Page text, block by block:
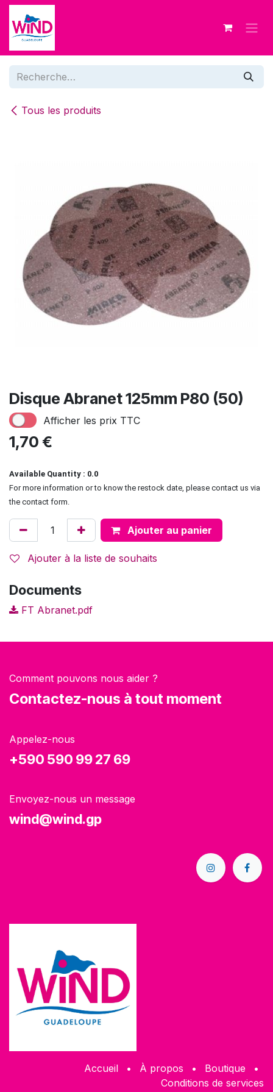
Se rendre au contenu
Tous les produits
Disque Abranet 125mm P80 (50)
Afficher les prix TTC
1,70 €
Available Quantity : 0.0
For more information or to know the restock date, please contact us via
the contact form.
Ajouter au panier
Ajouter à la liste de souhaits
Documents
FT Abranet.pdf
Comment pouvons nous aider ?
Contactez-nous à tout moment
Appelez-nous
+590 590 99 27 69
Envoyez-nous un message
wind@wind.gp
Accueil • À propos • Boutique
•
Conditions de services